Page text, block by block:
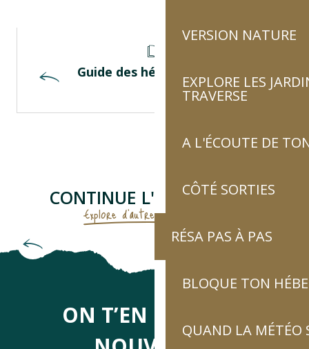
VERSION NATURE
EXPLORE LES
TRAVERSE
A L'ÉCOUTE DE
CÔTÉ SORTIES
RÉSA PAS À PAS
BLOQUE TON
QUAND LA MÉTÉO
Guide des hébergements
CONTINUE L'AVENTURE...
Explore d'autres thématiques !
ON T’EN DIRA DES